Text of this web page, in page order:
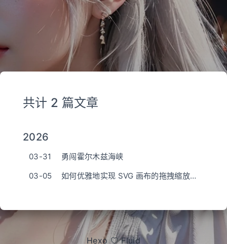
共计 2 篇文章
2026
03-31
勇闯霍尔木兹海峡
03-05
如何优雅地实现 SVG 画布的拖拽缩放与动态边界收缩
Hexo Fluid